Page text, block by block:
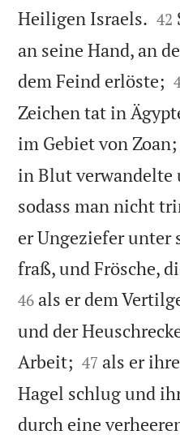
Heiligen Israels. 

42
an seine Hand, an
dem Feind erlöste;
Zeichen tat in
im Gebiet von Zoan;
in Blut verwandelte
sodass man nicht
er Ungeziefer unter
fraß, und Frösche,
46 als er dem
und der
Arbeit; 

47 als er
Hagel schlug und
durch eine